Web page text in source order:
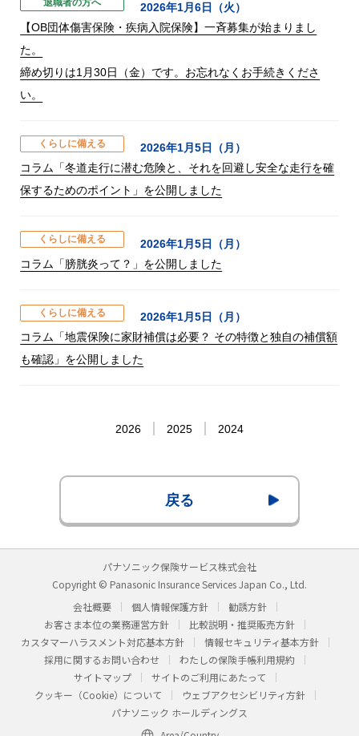
退職者の方へ
2026年1月6日（火）
【OB団体傷害保険・疾病入院保険】一斉募集が始まりまし
た。
締め切りは1月30日（金）です。お忘れなくお手続きくださ
い。
くらしに備える
2026年1月5日（月）
コラム「冬道走行に潜む危険と、それを回避し安全な走行を確
保するためのポイント」を公開しました
くらしに備える
2026年1月5日（月）
コラム「膀胱炎って？」を公開しました
くらしに備える
2026年1月5日（月）
コラム「地震保険に家財補償は必要？ その特徴と独自の補償額
も確認」を公開しました
2026 2025 2024
戻る
パナソニック保険サービス株式会社
Copyright © Panasonic Insurance Services Japan Co., Ltd.
会社概要
個人情報保護方針
勧誘方針
お客さま本位の業務運営方針
比較説明・推奨販売方針
カスタマーハラスメント対応基本方針
情報セキュリティ基本方針
採用に関するお問い合わせ
わたしの保険手帳利用規約
サイトマップ
サイトのご利用にあたって
クッキー（Cookie）について
ウェブアクセシビリティ方針
パナソニック ホールディングス